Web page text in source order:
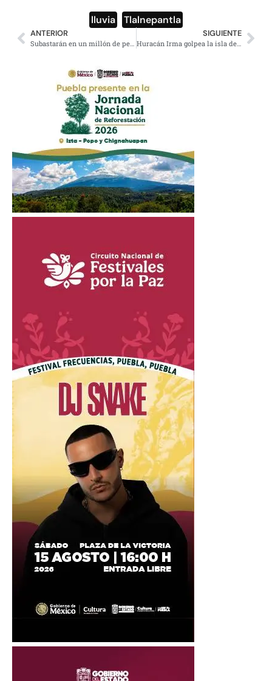
lluvia Tlalnepantla
ANTERIOR
Subastarán en un millón de pesos el vestido de ‘La bruja del 71’
SIGUIENTE
Huracán Irma golpea la isla de Barbuda y continúa su avance en el Caribe